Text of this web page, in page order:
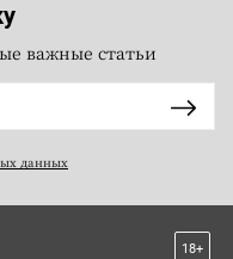
важные статьи
данных
18+